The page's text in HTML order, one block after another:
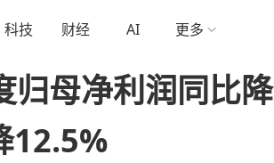
科技 财经 AI 更多
归母净利润同比降
12.5%